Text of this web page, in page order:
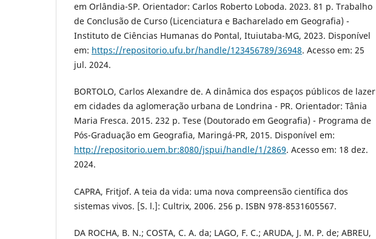
em Orlândia-SP. Orientador: Carlos Roberto Loboda. 2023. 81 p. Trabalho
de Conclusão de Curso (Licenciatura e Bacharelado em Geografia) -
Instituto de Ciências Humanas do Pontal, Ituiutaba-MG, 2023. Disponível
em: https://repositorio.ufu.br/handle/123456789/36948. Acesso em: 25
jul. 2024.
BORTOLO, Carlos Alexandre de. A dinâmica dos espaços públicos de lazer
em cidades da aglomeração urbana de Londrina - PR. Orientador: Tânia
Maria Fresca. 2015. 232 p. Tese (Doutorado em Geografia) - Programa de
Pós-Graduação em Geografia, Maringá-PR, 2015. Disponível em:
http://repositorio.uem.br:8080/jspui/handle/1/2869. Acesso em: 18 dez.
2024.
CAPRA, Fritjof. A teia da vida: uma nova compreensão científica dos
sistemas vivos. [S. l.]: Cultrix, 2006. 256 p. ISBN 978-8531605567.
DA ROCHA, B. N.; COSTA, C. A. da; LAGO, F. C.; ARUDA, J. M. P. de; ABREU,